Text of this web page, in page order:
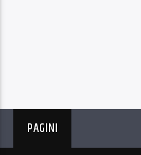
PAGINI